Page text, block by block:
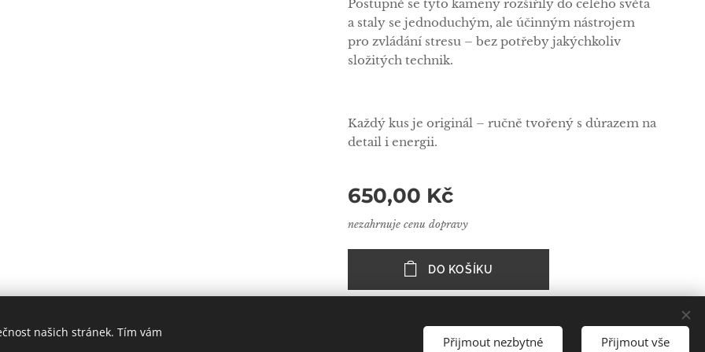
Postupně se tyto kameny rozšířily do celého světa
a staly se jednoduchým, ale účinným nástrojem
pro zvládání stresu – bez potřeby jakýchkoliv
složitých technik.
Každý kus je originál – ručně tvořený s důrazem na
detail i energii.
650,00 Kč
nezahrnuje cenu dopravy
DO KOŠÍKU
našich stránek. Tím vám
Přijmout nezbytné Přijmout vše